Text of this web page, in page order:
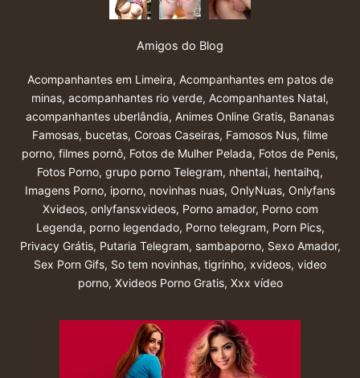
Amigos do Blog
Acompanhantes em Limeira, Acompanhantes em patos de
minas, acompanhantes rio verde, Acompanhantes Natal,
acompanhantes uberlândia, Animes Online Gratis, Bananas
Famosas, bucetas, Coroas Caseiras, Famosos Nus, filme
porno, filmes pornô, Fotos de Mulher Pelada, Fotos de Penis,
Fotos Porno, grupo porno Telegram, nhentai, hentaihq,
Imagens Porno, iporno, novinhas nuas, OnlyNuas, Onlyfans
Xvideos, onlyfansxvideos, Porno amador, Porno com
Legenda, porno legendado, Porno telegram, Porn Pics,
Privacy Grátis, Putaria Telegram, sambaporno, Sexo Amador,
Sex Porn Gifs, So tem novinhas, tigrinho, xvideos, video
porno, Xvideos Porno Gratis, Xxx vídeo